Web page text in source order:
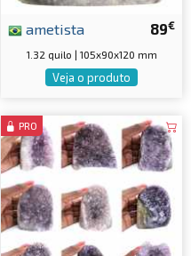
89€
ametista
1.32 quilo | 105x90x120 mm
Veja o produto
PRO